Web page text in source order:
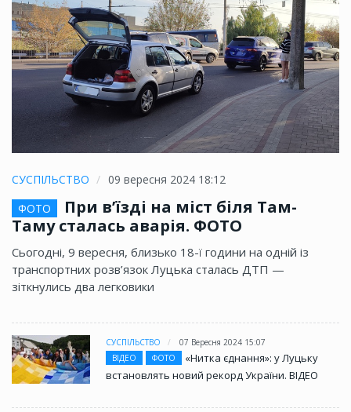
СУСПІЛЬСТВО
09 вересня 2024 18:12
ФОТО
При в’їзді на міст біля Там-
Таму сталась аварія. ФОТО
Сьогодні, 9 вересня, близько 18-ї години на одній із
транспортних розв’язок Луцька сталась ДТП —
зіткнулись два легковики
СУСПІЛЬСТВО
07 Вересня 2024 15:07
ВІДЕО
ФОТО
«Нитка єднання»: у Луцьку
встановлять новий рекорд України. ВІДЕО